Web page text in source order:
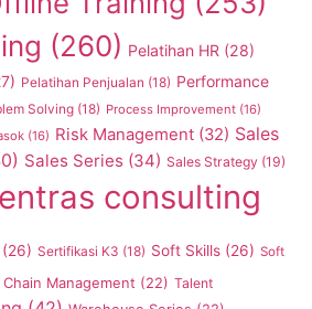
(260) Pelatihan HR (28)
Pelatihan Penjualan (18) Performance
Solving (18) Process Improvement (16)
(16) Risk Management (32) Sales
Sales Series (34) Sales Strategy (19)
consulting
(26) Sertifikasi K3 (18) Soft Skills (26) Soft
Chain Management (22) Talent